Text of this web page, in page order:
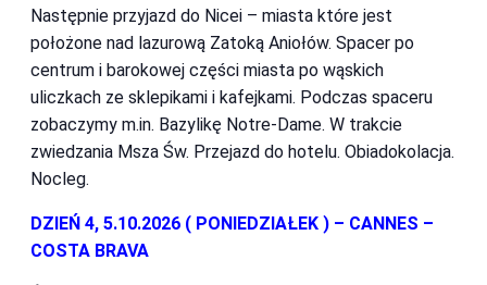
Następnie przyjazd do Nicei – miasta które jest
położone nad lazurową Zatoką Aniołów. Spacer po
centrum i barokowej części miasta po wąskich
uliczkach ze sklepikami i kafejkami. Podczas spaceru
zobaczymy m.in. Bazylikę Notre-Dame. W trakcie
zwiedzania Msza Św. Przejazd do hotelu. Obiadokolacja.
Nocleg.
DZIEŃ 4, 5.10.2026 ( PONIEDZIAŁEK ) – CANNES –
COSTA BRAVA